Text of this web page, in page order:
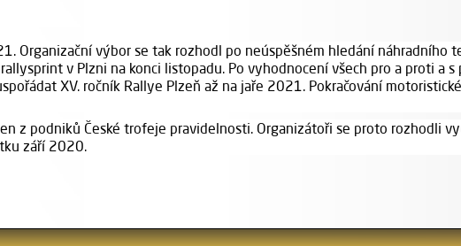
Organizační výbor se tak rozhodl po neúspěšném hledání náhradního
v Plzni na konci listopadu. Po vyhodnocení všech pro a proti a
XV. ročník Rallye Plzeň až na jaře 2021. Pokračování
z podniků České trofeje pravidelnosti. Organizátoři se proto rozhodli
září 2020.